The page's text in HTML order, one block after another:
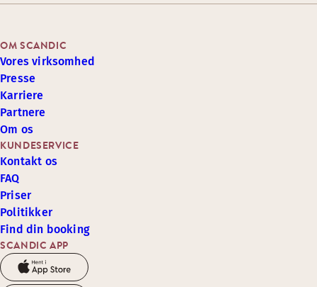
SCANDIC APP
KUNDESERVICE
Kontakt os
FAQ
Priser
Politikker
Find din booking
OM SCANDIC
Vores virksomhed
Presse
Karriere
Partnere
Om os